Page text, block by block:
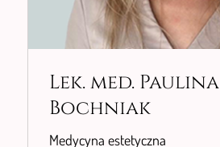
Lek. med. Paulina
Bochniak
Medycyna estetyczna